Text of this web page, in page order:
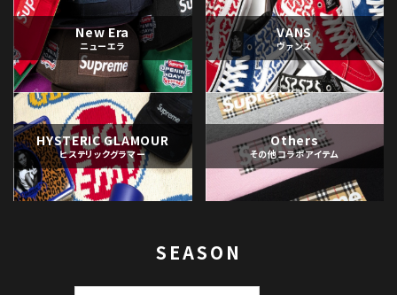
New Era
ニューエラ
VANS
ヴァンズ
HYSTERIC GLAMOUR
ヒステリックグラマー
Others
その他コラボアイテム
SEASON